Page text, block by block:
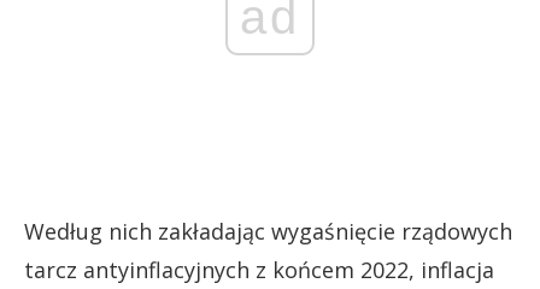
ad
Według nich zakładając wygaśnięcie rządowych
tarcz antyinflacyjnych z końcem 2022, inflacja